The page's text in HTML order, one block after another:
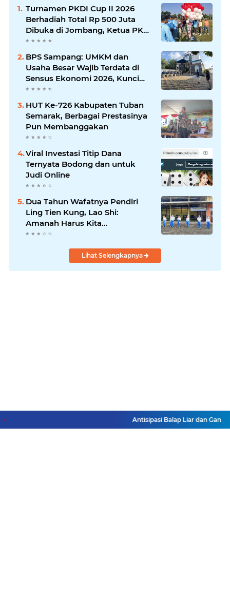
Turnamen PKDI Cup II 2026
Berhadiah Total Rp 500 Juta
Dibuka di Jombang, Ketua PKDI
Jatim Syaifullah Mahdi: Ajang
Komunikasi Antar-Kades untuk
Memajukan Desa
BPS Sampang: UMKM dan
Usaha Besar Wajib Terdata di
Sensus Ekonomi 2026, Kunci
Kebijakan Tepat Sasaran
HUT Ke-726 Kabupaten Tuban
Semarak, Berbagai Prestasinya
Pun Membanggakan
Viral Investasi Titip Dana
Ternyata Bodong dan untuk
Judi Online
Dua Tahun Wafatnya Pendiri
Ling Tien Kung, Lao Shi:
Amanah Harus Kita
Laksanakan!
Lihat Selengkapnya
Antisipasi Balap Liar dan